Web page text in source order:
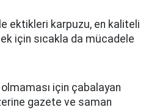
ektikleri karpuzu, en kaliteli
için sıcakla da mücadele
olmaması için çabalayan
gazete ve saman